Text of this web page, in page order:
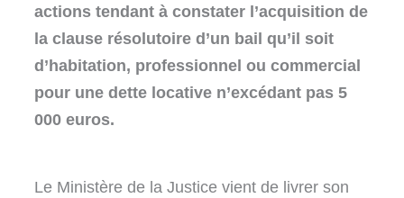
actions tendant à constater l’acquisition de
la clause résolutoire d’un bail qu’il soit
d’habitation, professionnel ou commercial
pour une dette locative n’excédant pas 5
000 euros.
Le Ministère de la Justice vient de livrer son